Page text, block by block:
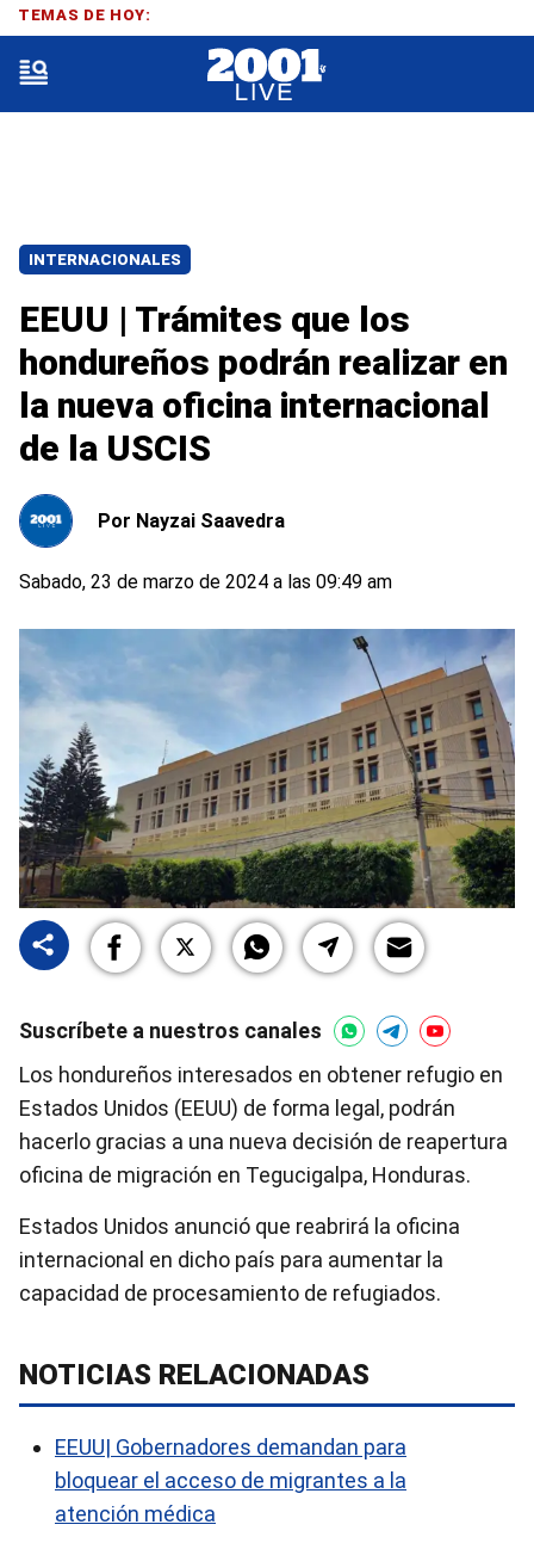
INTERNACIONALES
EEUU | Trámites que los
hondureños podrán realizar en
la nueva oficina internacional
de la USCIS
Por Nayzai Saavedra
Sabado, 23 de marzo de 2024 a las 09:49 am
Suscríbete a nuestros canales
Los hondureños interesados en obtener refugio en
Estados Unidos (EEUU) de forma legal, podrán
hacerlo gracias a una nueva decisión de reapertura
oficina de migración en Tegucigalpa, Honduras.
Estados Unidos anunció que reabrirá la oficina
internacional en dicho país para aumentar la
capacidad de procesamiento de refugiados.
NOTICIAS RELACIONADAS
EEUU| Gobernadores demandan para
bloquear el acceso de migrantes a la
atención médica
TEMAS DE HOY: